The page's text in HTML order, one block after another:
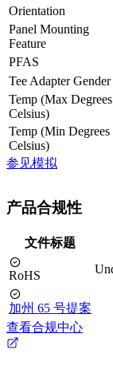
Orientation
Panel Mounting
Feature
PFAS
Tee Adapter Gender
Temp (Max Degrees
Celsius)
Temp (Min Degrees
Celsius)
参见模拟
产品合规性
文件标题
RoHS
加州 65 号提案
查看合规中心